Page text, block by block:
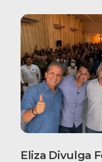
Eliza Divulga